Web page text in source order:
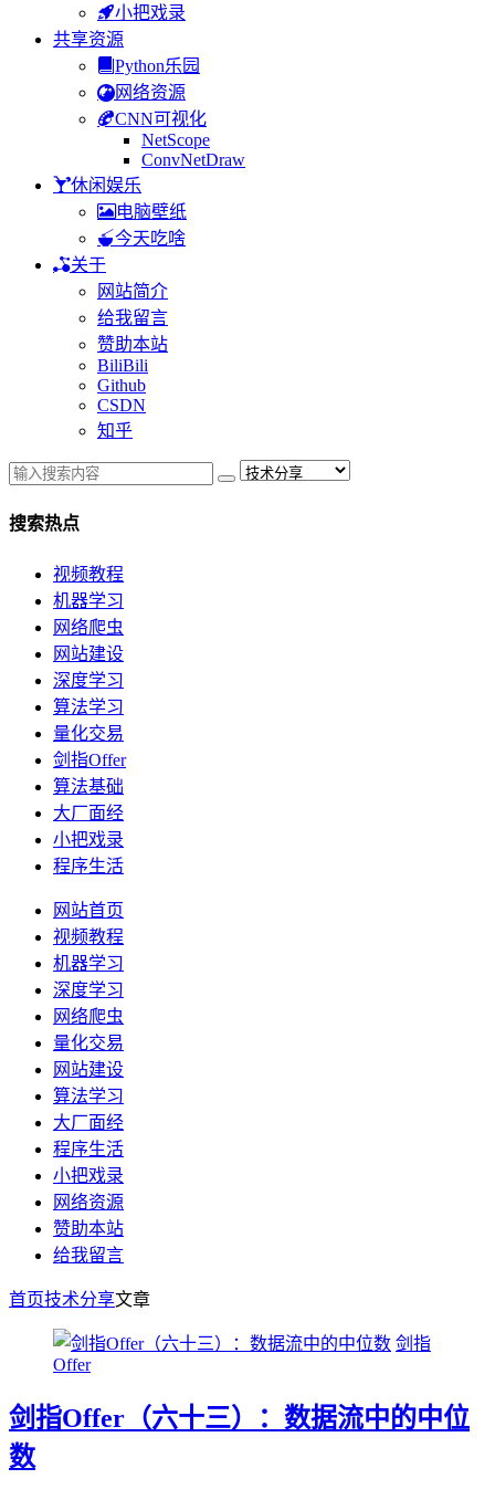
小把戏录
共享资源
Python乐园
网络资源
CNN可视化
NetScope
ConvNetDraw
休闲娱乐
电脑壁纸
今天吃啥
关于
网站简介
给我留言
赞助本站
BiliBili
Github
CSDN
知乎
搜索热点
视频教程
机器学习
网络爬虫
网站建设
深度学习
算法学习
量化交易
剑指Offer
算法基础
大厂面经
小把戏录
程序生活
网站首页
视频教程
机器学习
深度学习
网络爬虫
量化交易
网站建设
算法学习
大厂面经
程序生活
小把戏录
网络资源
赞助本站
给我留言
首页技术分享文章
剑指
Offer
剑指Offer（六十三）：数据流中的中位
数